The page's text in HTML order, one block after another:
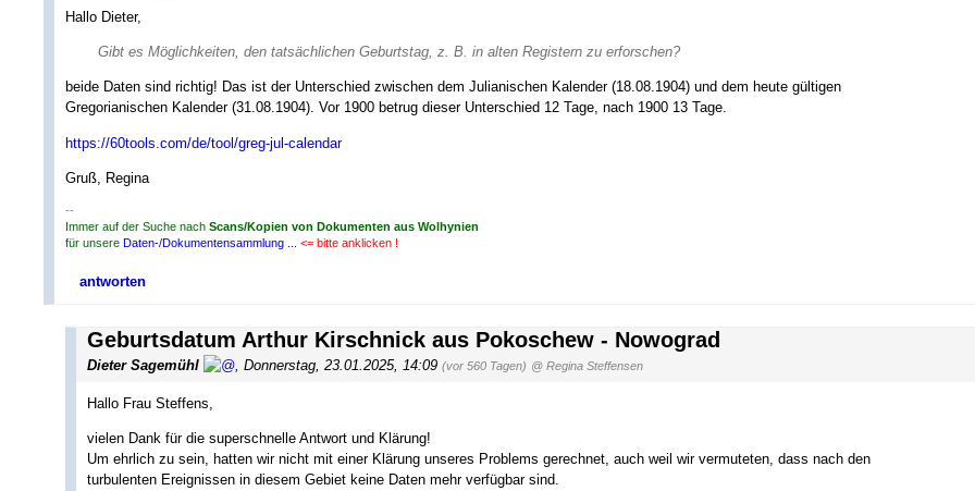
Hallo Dieter,
Gibt es Möglichkeiten, den tatsächlichen Geburtstag, z. B. in alten Registern zu erforschen?
beide Daten sind richtig! Das ist der Unterschied zwischen dem Julianischen Kalender (18.08.1904) und dem heute gültigen
Gregorianischen Kalender (31.08.1904). Vor 1900 betrug dieser Unterschied 12 Tage, nach 1900 13 Tage.
https://60tools.com/de/tool/greg-jul-calendar
Gruß, Regina
--
Immer auf der Suche nach Scans/Kopien von Dokumenten aus Wolhynien
für unsere Daten-/Dokumentensammlung ... <= bitte anklicken !
antworten
Geburtsdatum Arthur Kirschnick aus Pokoschew - Nowograd
Dieter Sagemühl Donnerstag, 23.01.2025, 14:09 (vor 560 Tagen) @ Regina Steffensen
Hallo Frau Steffens,
vielen Dank für die superschnelle Antwort und Klärung!
Um ehrlich zu sein, hatten wir nicht mit einer Klärung unseres Problems gerechnet, auch weil wir vermuteten, dass nach den
turbulenten Ereignissen in diesem Gebiet keine Daten mehr verfügbar sind.